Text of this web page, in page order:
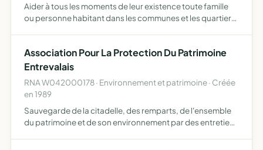
Aider à tous les moments de leur existence toute famille
ou personne habitant dans les communes et les quartiers
Association Pour La Protection Du Patrimoine
Entrevalais
RNA W042000178 · Environnement et patrimoine · Créée
en 1989
Sauvegarde de la citadelle, des remparts, de l'ensemble
du patrimoine et de son environnement par des entretiens